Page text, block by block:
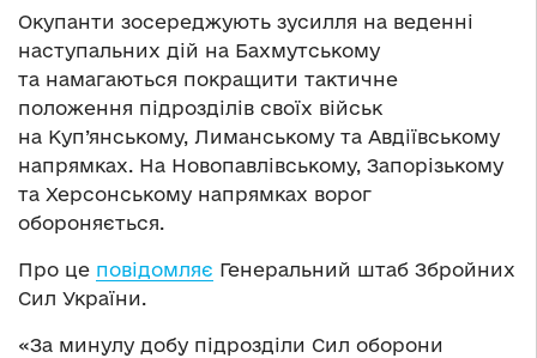
Окупанти зосереджують зусилля на веденні
наступальних дій на Бахмутському
та намагаються покращити тактичне
положення підрозділів своїх військ
на Куп’янському, Лиманському та Авдіївському
напрямках. На Новопавлівському, Запорізькому
та Херсонському напрямках ворог
обороняється.
Про це повідомляє Генеральний штаб Збройних
Сил України.
«За минулу добу підрозділи Сил оборони